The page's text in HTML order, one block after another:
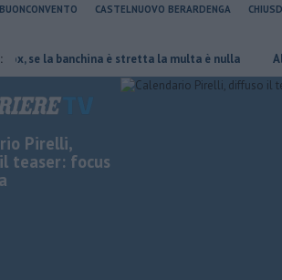
BUONCONVENTO CASTELNUOVO BERARDENGA
la banchina è stretta la multa è nulla Al
Pirelli,
teaser: focus